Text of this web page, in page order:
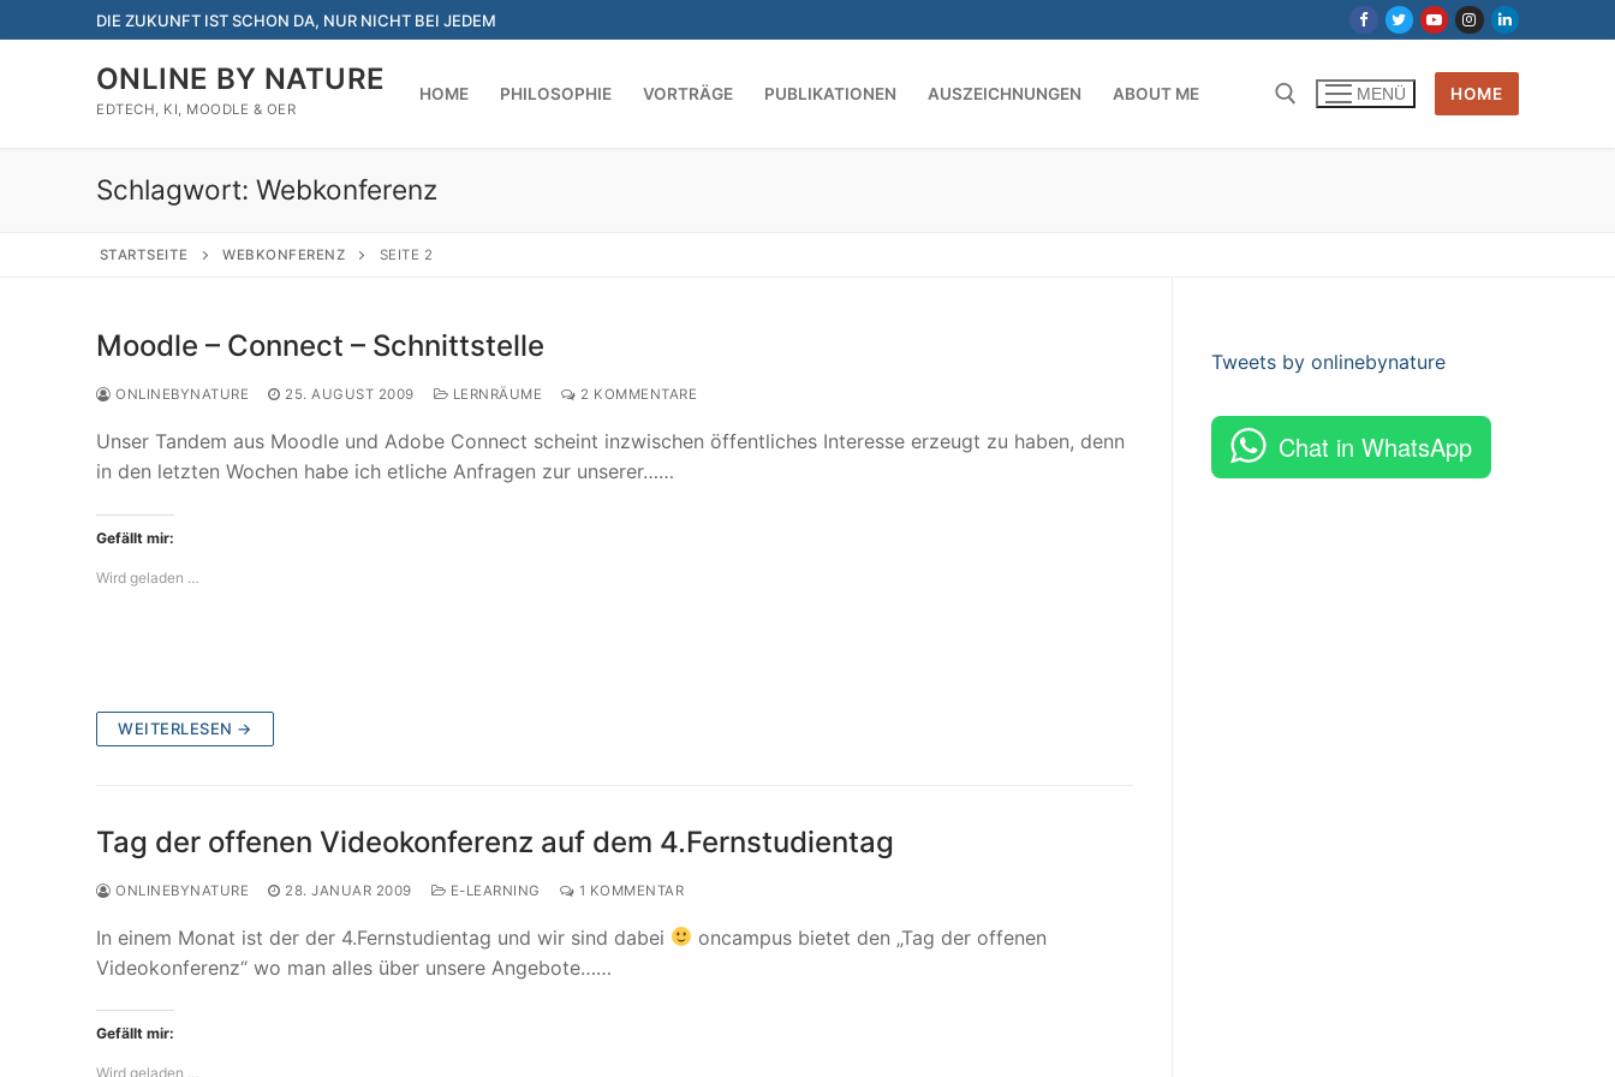
Inhalt
DIE ZUKUNFT IST SCHON DA, NUR NICHT BEI JEDEM
ONLINE BY NATURE
EDTECH, KI, MOODLE & OER
HOME PHILOSOPHIE VORTRÄGE PUBLIKATIONEN AUSZEICHNUNGEN ABOUT ME MENÜ HOME
Schlagwort: Webkonferenz
STARTSEITE WEBKONFERENZ SEITE 2
Moodle – Connect – Schnittstelle
ONLINEBYNATURE 25. AUGUST 2009 LERNRÄUME 2 KOMMENTARE
Unser Tandem aus Moodle und Adobe Connect scheint inzwischen öffentliches Interesse erzeugt zu haben, denn
in den letzten Wochen habe ich etliche Anfragen zur unserer……
Gefällt mir:
Wird geladen …
WEITERLESEN →
Tag der offenen Videokonferenz auf dem 4.Fernstudientag
ONLINEBYNATURE 28. JANUAR 2009 E-LEARNING 1 KOMMENTAR
In einem Monat ist der der 4.Fernstudientag und wir sind dabei
oncampus bietet den „Tag der offenen
Videokonferenz“ wo man alles über unsere Angebote……
Gefällt mir:
Wird geladen …
Tweets by onlinebynature
Chat in WhatsApp